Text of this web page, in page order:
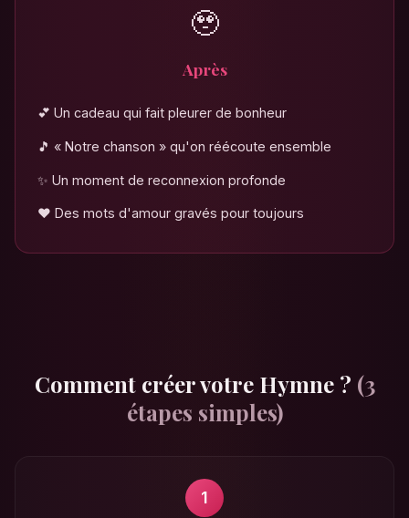
🥹
Après
💕 Un cadeau qui fait pleurer de bonheur
🎵 « Notre chanson » qu'on réécoute ensemble
✨ Un moment de reconnexion profonde
❤️ Des mots d'amour gravés pour toujours
Comment créer votre Hymne ? (3
étapes simples)
1